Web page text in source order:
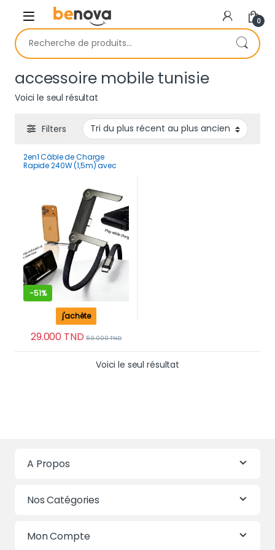
Skip to navigation
Skip to content
0
Recherche pour :
accessoire mobile tunisie
Voici le seul résultat
Filters
2en1 Câble de Charge
Rapide 240W (1,5m) avec
Smartphones et Tablettes
-51%
29.000 TND 59.000TND
j'achète
Voici le seul résultat
A Propos
Nos Catégories
Mon Compte